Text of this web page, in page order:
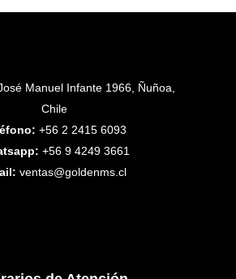
Manuel Infante 1966, Ñuñoa,
Chile
+56 2 2415 6093
+56 9 4249 3661
ventas@goldenms.cl